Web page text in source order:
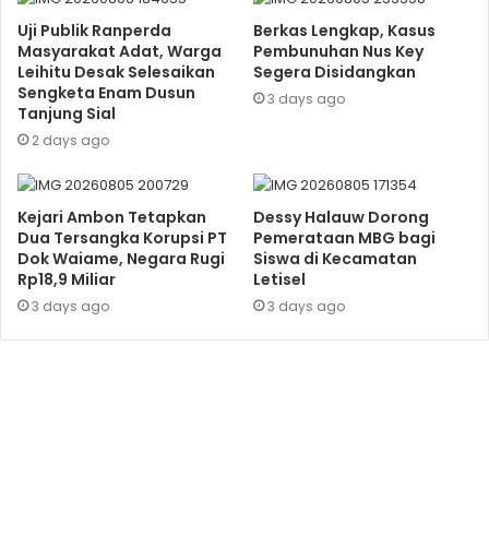
Uji Publik Ranperda
Masyarakat Adat, Warga
Leihitu Desak Selesaikan
Sengketa Enam Dusun
Tanjung Sial
2 days ago
Berkas Lengkap, Kasus
Pembunuhan Nus Key
Segera Disidangkan
3 days ago
Kejari Ambon Tetapkan
Dua Tersangka Korupsi PT
Dok Waiame, Negara Rugi
Rp18,9 Miliar
3 days ago
Dessy Halauw Dorong
Pemerataan MBG bagi
Siswa di Kecamatan
Letisel
3 days ago